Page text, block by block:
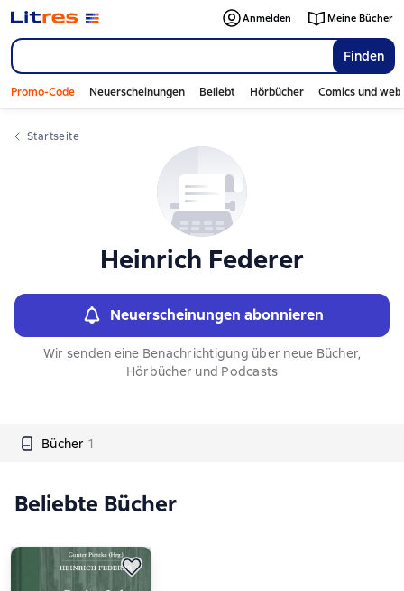
Finden
Anmelden Meine Bücher
Promo-Code Neuerscheinungen Beliebt Hörbücher Comics und
Startseite
Heinrich Federer
Neuerscheinungen abonnieren
Wir senden eine Benachrichtigung über neue Bücher,
Hörbücher und Podcasts
Bücher 1
Слайдер с книгами
Beliebte Bücher